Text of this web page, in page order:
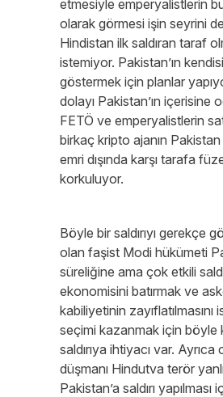
etmesiyle emperyalistlerin
olarak görmesi işin seyrini
Hindistan ilk saldıran taraf
istemiyor. Pakistan’ın
göstermek için planlar
dolayı Pakistan’ın içerisine
FETÖ ve emperyalistlerin
birkaç kripto ajanın
emri dışında karşı tarafa
korkuluyor.
Böyle bir saldırıyı gerekçe
olan faşist Modi hükümeti
süreliğine ama çok etkili
ekonomisini batırmak ve
kabiliyetinin zayıflatılmasını
seçimi kazanmak için böyle
saldırıya ihtiyacı var.
düşmanı Hindutva terör
Pakistan’a saldırı yapılması